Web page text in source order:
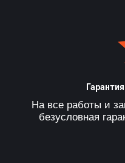
На все работы и
безусловная